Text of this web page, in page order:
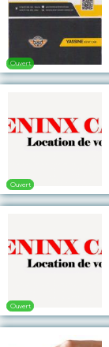
Ouvert
Ouvert